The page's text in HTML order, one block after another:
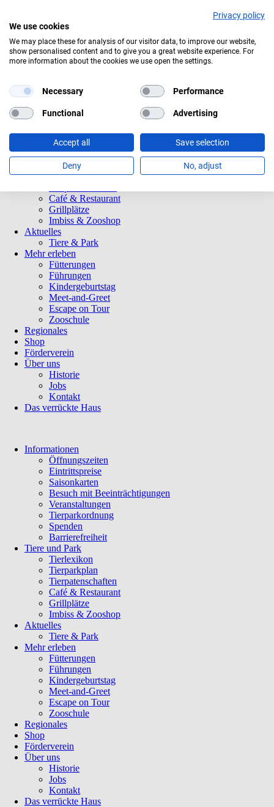
Wetter:
Navigation
überspringen
Informationen
Öffnungszeiten
Saisonkarten
Besuch mit Beeinträchtigungen
Veranstaltungen
Spenden
Barrierefreiheit
Tiere und Park
Tierlexikon
Tierparkplan
Café & Restaurant
Grillplätze
Imbiss & Zooshop
Aktuelles
Tiere & Park
Mehr erleben
Fütterungen
Führungen
Kindergeburtstag
Meet-and-Greet
Escape on Tour
Zooschule
Regionales
Shop
Förderverein
Über uns
Historie
Jobs
Kontakt
Das verrückte Haus
Navigation
überspringen
Informationen
Öffnungszeiten
Eintrittspreise
Saisonkarten
Besuch mit Beeinträchtigungen
Veranstaltungen
Tierparkordnung
Spenden
Barrierefreiheit
Tiere und Park
Tierlexikon
Tierparkplan
Tierpatenschaften
Café & Restaurant
Grillplätze
Imbiss & Zooshop
Aktuelles
Tiere & Park
Mehr erleben
Fütterungen
Führungen
Kindergeburtstag
Meet-and-Greet
Escape on Tour
Zooschule
Regionales
Shop
Förderverein
Über uns
Historie
Jobs
Kontakt
Das verrückte Haus
Privacy policy
We use cookies
We may place these for analysis of our visitor data, to improve our website,
show personalised content and to give you a great website experience. For
more information about the cookies we use open the settings.
Necessary Performance
Functional Advertising
Accept all Save selection
Deny No, adjust